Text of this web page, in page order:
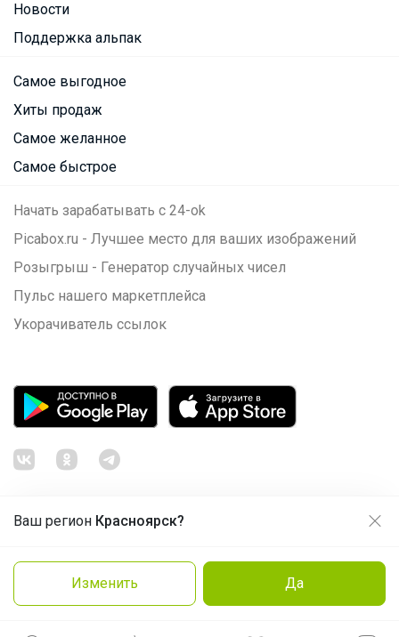
Ваш регион Красноярск?
Изменить Да
Новости
Поддержка альпак
Самое выгодное
Хиты продаж
Самое желанное
Самое быстрое
Начать зарабатывать с 24-ok
Picabox.ru - Лучшее место для ваших изображений
Розыгрыш - Генератор случайных чисел
Пульс нашего маркетплейса
Укорачиватель ссылок
Политика конфиденциальности
Cоглашение пользователя
Продолжая использовать этот сайт и нажимая кнопку
Принять